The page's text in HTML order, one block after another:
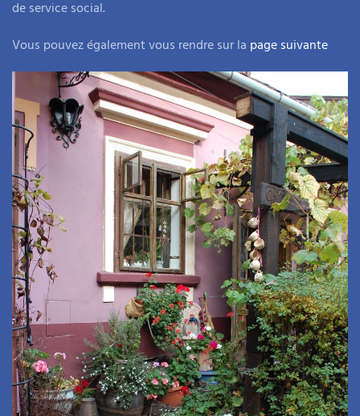
de service social.
Vous pouvez également vous rendre sur la page suivante